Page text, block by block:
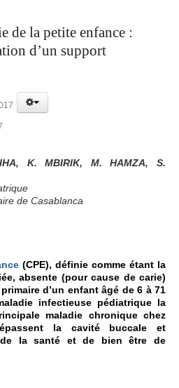
de la petite enfance :
d’un support
K. MBIRIK, M. HAMZA, S.
de Casablanca
(CPE), définie comme étant la
absente (pour cause de carie)
d’un enfant âgé de 6 à 71
infectieuse pédiatrique la
maladie chronique chez
la cavité buccale et
de la santé et de bien être de